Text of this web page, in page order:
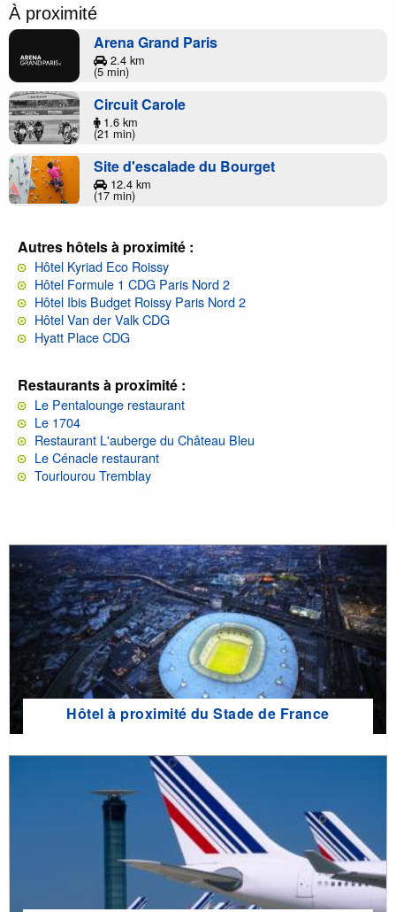
À proximité
Arena Grand Paris
2.4 km
(5 min)
Circuit Carole
1.6 km
(21 min)
Site d'escalade du Bourget
12.4 km
(17 min)
Autres hôtels à proximité :
Hôtel Kyriad Eco Roissy
Hôtel Formule 1 CDG Paris Nord 2
Hôtel Ibis Budget Roissy Paris Nord 2
Hôtel Van der Valk CDG
Hyatt Place CDG
Restaurants à proximité :
Le Pentalounge restaurant
Le 1704
Restaurant L'auberge du Château Bleu
Le Cénacle restaurant
Tourlourou Tremblay
Hôtel à proximité du Stade de France